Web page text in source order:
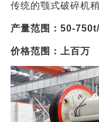
传统的颚式破碎机
产量范围：50-
价格范围：上百万